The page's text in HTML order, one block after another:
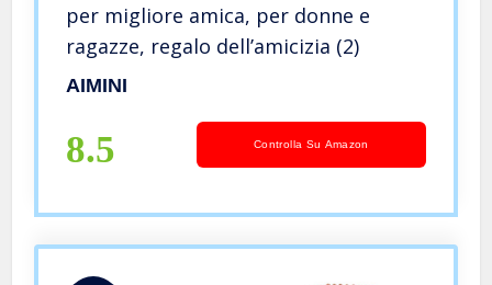
per migliore amica, per donne e
ragazze, regalo dell’amicizia (2)
AIMINI
8.5 Controlla Su Amazon